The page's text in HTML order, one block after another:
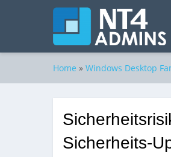
Home » Windows Desktop
Sicherheits-